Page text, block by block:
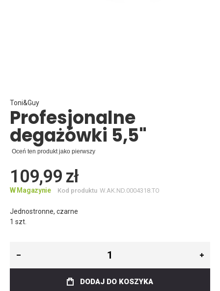
beginning
of
the
images
gallery
Toni&Guy
Profesjonalne
degażówki 5,5"
Oceń ten produkt jako pierwszy
109,99 zł
W Magazynie Kod produktu W.AK.ND.0004318.TO
Jednostronne, czarne
1 szt.
DODAJ DO KOSZYKA